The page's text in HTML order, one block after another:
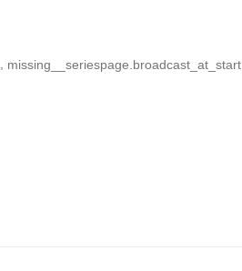
missing__seriespage.broadcast_at_start